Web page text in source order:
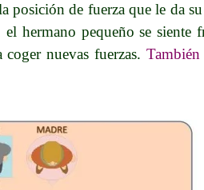
posición de fuerza que le da
hermano pequeño se siente
nuevas fuerzas. También